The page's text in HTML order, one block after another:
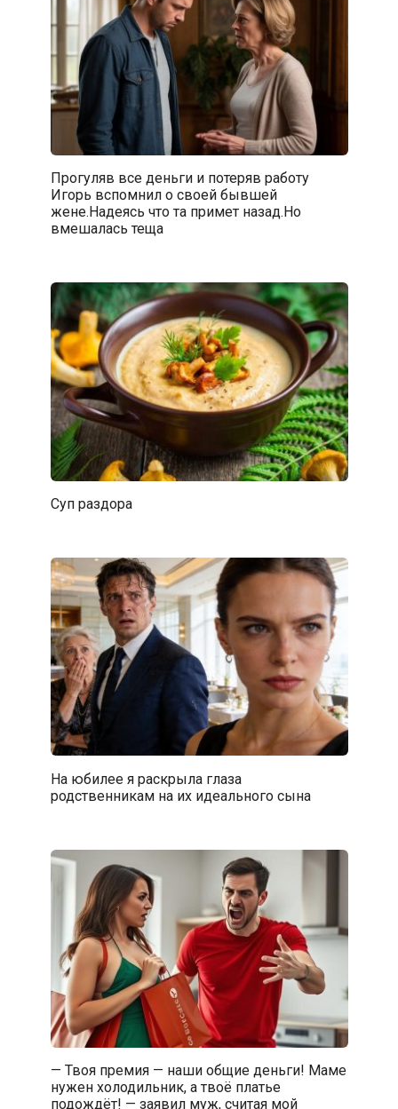
Прогуляв все деньги и потеряв работу
Игорь вспомнил о своей бывшей
жене.Надеясь что та примет назад.Но
вмешалась теща
Cyп paздopa
На юбилее я раскрыла глаза
родственникам на их идеального сына
— Твоя премия — наши общие деньги! Маме
нужен холодильник, а твоё платье
подождёт! — заявил муж, считая мой